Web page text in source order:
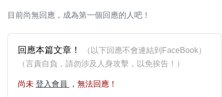
目前尚無回應，成為第一個回應的人吧！
回應本篇文章！
（以下回應不會連結到FaceBook）
（言責自負，請勿涉及人身攻擊，以免挨告！）
尚未 登入會員 ，無法回應！